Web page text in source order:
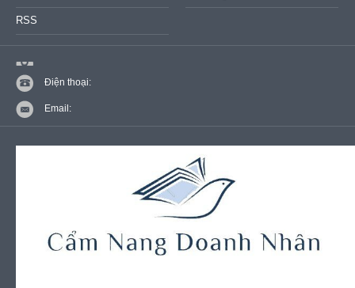
RSS
Điện thoại:
Email: